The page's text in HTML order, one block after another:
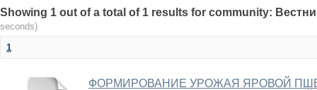
Showing 1 out of a total of 1 results for community:
seconds)
1
ФОРМИРОВАНИЕ УРОЖАЯ ЯРОВОЙ